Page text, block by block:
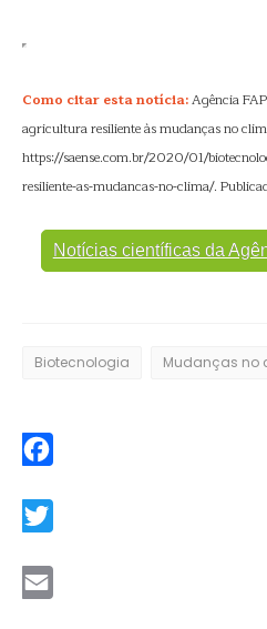
Como citar esta notícia:Agência
agricultura resiliente às mudanças no
https://saense.com.br/2020/01/
resiliente-as-mudancas-no-clima/.
Notícias científicas da
Biotecnologia Mudanças no